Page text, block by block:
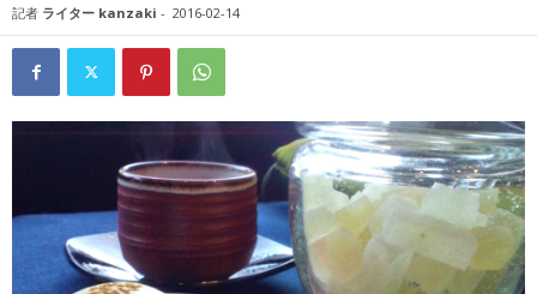
記者 ライター kanzaki - 2016-02-14